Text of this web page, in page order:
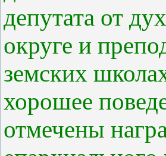
депутата от
округе и
земских
хорошее
отмечены